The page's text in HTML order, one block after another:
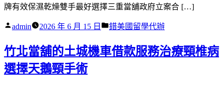
牌有效保濕乾燥雙手最好選擇三重當舖政府立案合 […]
作
admin 2026 年 6 月 15 日
分
錯美國留學代辦
竹北當舖的土城機車借款服務治療頸椎病
選擇天鵝頸手術